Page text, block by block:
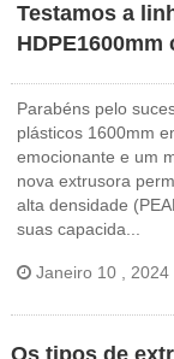
Testamos a
Parabéns pelo
plásticos 1600mm
emocionante e um
nova extrusora
alta densidade
suas capacida...
Janeiro 10 ,